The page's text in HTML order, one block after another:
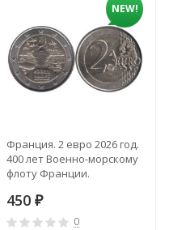
NEW!
Франция. 2 евро 2026 год.
400 лет Военно-морскому
флоту Франции.
450 ₽
0